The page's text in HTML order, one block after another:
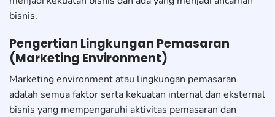
bisnis.
Pengertian Lingkungan Pemasaran
(Marketing Environment)
Marketing environment atau lingkungan pemasaran
adalah semua faktor serta kekuatan internal dan eksternal
bisnis yang mempengaruhi aktivitas pemasaran dan